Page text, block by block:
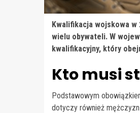
Kwalifikacja wojskowa
wielu obywateli. W
kwalifikacyjny, który
Kto musi
Podstawowym
dotyczy również